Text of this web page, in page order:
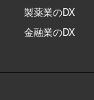
製薬業のDX
金融業のDX